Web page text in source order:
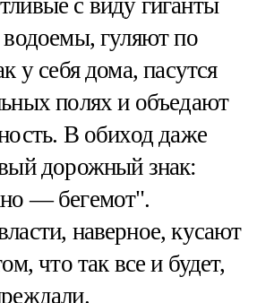
с виду гиганты
водоемы, гуляют по
у себя дома, пасутся
полях и объедают
В обиход даже
дорожный знак:
— бегемот".
наверное, кусают
что так все и будет,